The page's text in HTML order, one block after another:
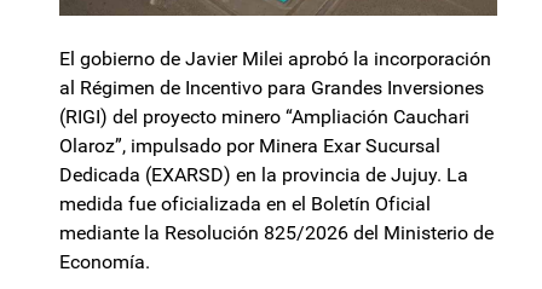
El gobierno de Javier Milei aprobó la incorporación
al Régimen de Incentivo para Grandes Inversiones
(RIGI) del proyecto minero “Ampliación Cauchari
Olaroz”, impulsado por Minera Exar Sucursal
Dedicada (EXARSD) en la provincia de Jujuy. La
medida fue oficializada en el Boletín Oficial
mediante la Resolución 825/2026 del Ministerio de
Economía.